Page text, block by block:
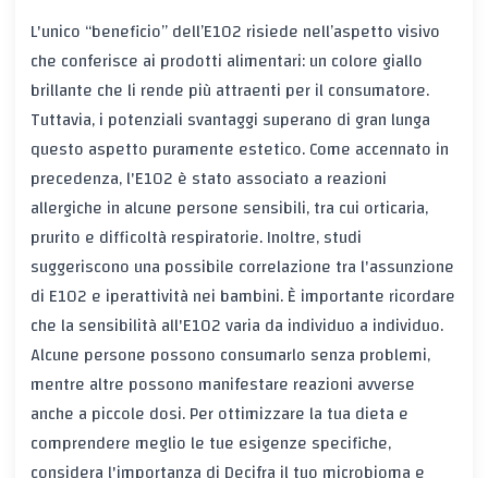
L'unico “beneficio” dell’E102 risiede nell’aspetto visivo
che conferisce ai prodotti alimentari: un colore giallo
brillante che li rende più attraenti per il consumatore.
Tuttavia, i potenziali svantaggi superano di gran lunga
questo aspetto puramente estetico. Come accennato in
precedenza, l'E102 è stato associato a reazioni
allergiche in alcune persone sensibili, tra cui orticaria,
prurito e difficoltà respiratorie. Inoltre, studi
suggeriscono una possibile correlazione tra l'assunzione
di E102 e iperattività nei bambini. È importante ricordare
che la sensibilità all'E102 varia da individuo a individuo.
Alcune persone possono consumarlo senza problemi,
mentre altre possono manifestare reazioni avverse
anche a piccole dosi. Per ottimizzare la tua dieta e
comprendere meglio le tue esigenze specifiche,